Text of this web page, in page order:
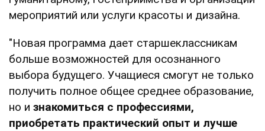
мероприятий или услуги красоты и дизайна.
"Новая программа дает старшеклассникам
больше возможностей для осознанного
выбора будущего. Учащиеся смогут не только
получить полное общее среднее образование,
но и знакомиться с профессиями,
приобретать практический опыт и лучше